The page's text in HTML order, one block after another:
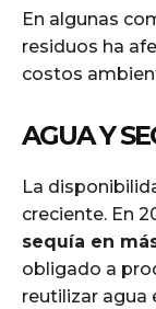
En algunas
residuos ha
costos
AGUA Y
La
creciente. En
sequía en
obligado a
reutilizar agua